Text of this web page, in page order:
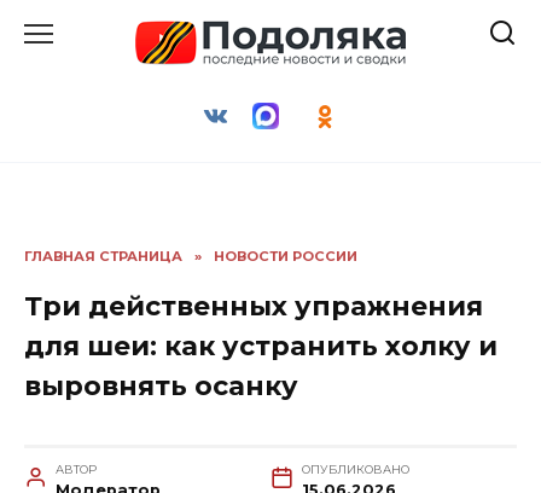
ГЛАВНАЯ СТРАНИЦА » НОВОСТИ РОССИИ
Три действенных упражнения
для шеи: как устранить холку и
выровнять осанку
АВТОР ОПУБЛИКОВАНО